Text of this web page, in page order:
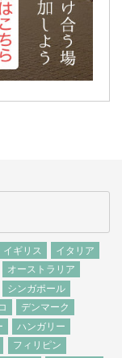
イギリス
イタリア
オーストラリア
シンガポール
デンマーク
ハンガリー
フィリピン